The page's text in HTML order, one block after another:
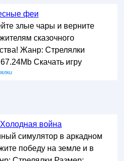
феи
злые чары и верните
сказочного
Жанр: Стрелялки
Скачать игру
война
симулятор в аркадном
победу на земле и в